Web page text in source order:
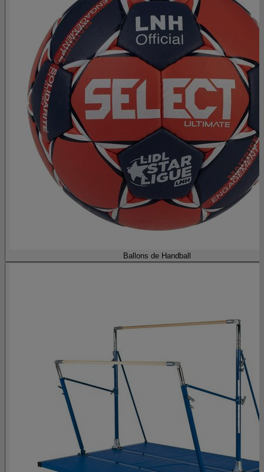
Ballons de Handball